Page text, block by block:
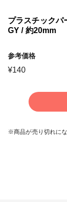
プラスチックパ
GY / 約20mm
参考価格
¥140
※商品が売り切れに